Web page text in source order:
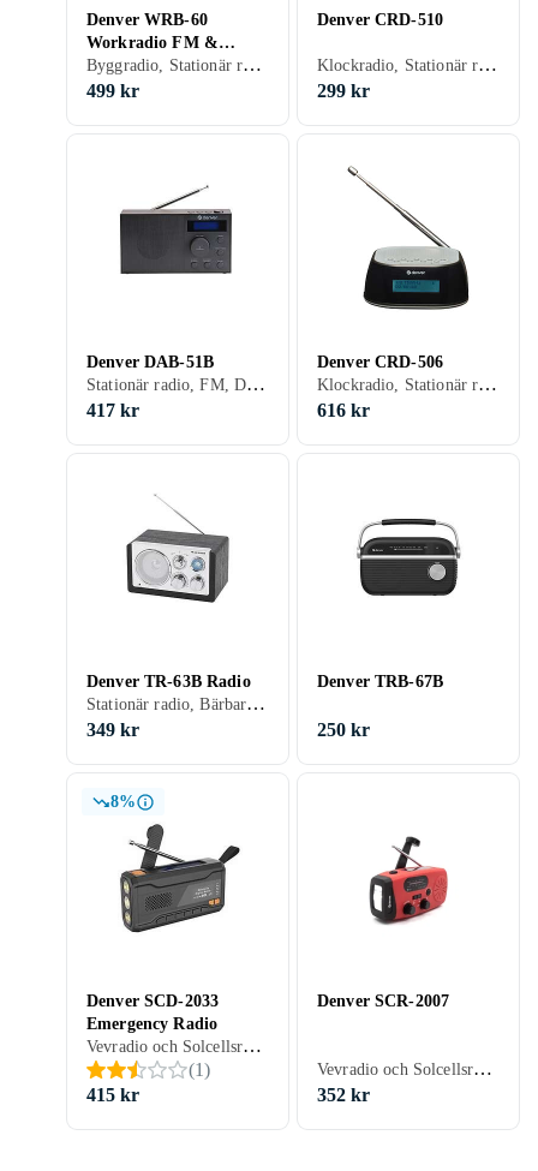
Denver WRB-60
Workradio FM &
Bluetooth 10W
Byggradio, Stationär radio, FM, Batteri, Uppladdningsbart batteri, Allvädersskydd (damm/fukttålig)
499 kr
Denver CRD-510
Klockradio, Stationär radio, FM, DAB, DAB+, Nätström, Klockradio med alarm, Display, Hörlursutgång, USB
299 kr
Denver DAB-51B
Stationär radio, FM, DAB, DAB+, Klockradio med alarm, USB, Analog 3,5mm-ingång (Aux)
417 kr
Denver CRD-506
Klockradio, Stationär radio, FM, DAB, DAB+, Klockradio med alarm
616 kr
Denver TR-63B Radio
Stationär radio, Bärbar radio, FM, AM, Retro Radio, Analog 3,5mm-ingång (Aux)
349 kr
Denver TRB-67B
250 kr
8%
Denver SCD-2033
Emergency Radio
Vevradio och Solcellsradio, Stationär radio, Bärbar radio, FM, DAB, DAB+, Solenergi, Vev, USB
(1)
415 kr
Denver SCR-2007
Vevradio och Solcellsradio, FM, Solenergi
352 kr